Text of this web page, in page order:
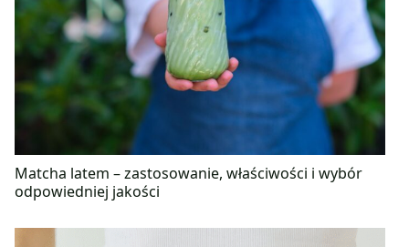
Matcha latem – zastosowanie, właściwości i wybór
odpowiedniej jakości